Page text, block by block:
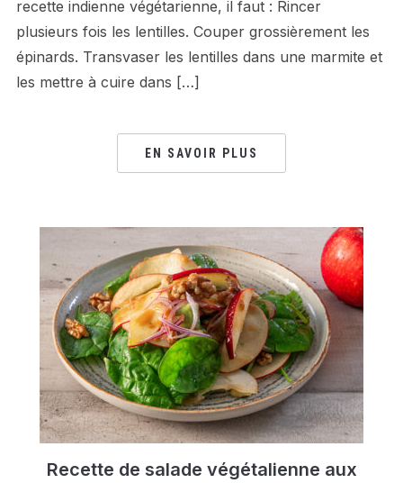
recette indienne végétarienne, il faut : Rincer
plusieurs fois les lentilles. Couper grossièrement les
épinards. Transvaser les lentilles dans une marmite et
les mettre à cuire dans […]
EN SAVOIR PLUS
Recette de salade végétalienne aux